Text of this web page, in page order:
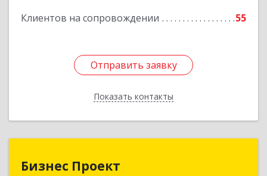
Клиентов на сопровождении 55
Отправить заявку
Показать контакты
Отправить заявку
Назад
Бизнес Проект